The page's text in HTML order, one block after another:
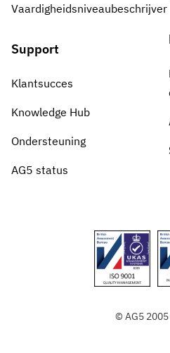
Vaardigheidsniveaubeschrijver
Support
Klantsucces
Knowledge Hub
Ondersteuning
AG5 status
© AG5